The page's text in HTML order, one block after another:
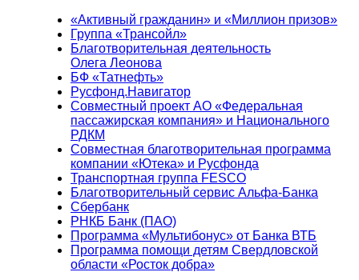
«Активный гражданин» и «Миллион призов»
Группа «Трансойл»
Благотворительная деятельность
Олега Леонова
БФ «Татнефть»
Русфонд.Навигатор
Совместный проект АО «Федеральная
пассажирская компания» и Национального
РДКМ
Совместная благотворительная программа
компании «Ютека» и Русфонда
Транспортная группа FESCO
Благотворительный сервис Альфа-Банка
Сбербанк
РНКБ Банк (ПАО)
Программа «Мультибонус» от Банка ВТБ
Программа помощи детям Свердловской
области «Росток добра»